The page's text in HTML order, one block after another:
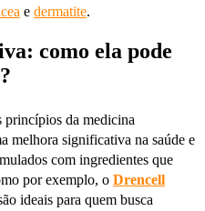
e dermatite.
como ela pode
princípios da medicina
melhora significativa na saúde e
com ingredientes que
por exemplo, o Drencell
ideais para quem busca